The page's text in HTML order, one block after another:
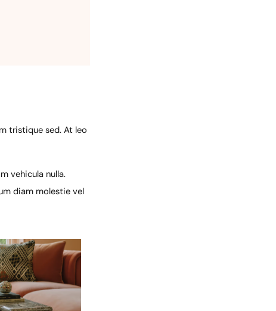
tristique sed. At leo
vehicula nulla.
diam molestie vel